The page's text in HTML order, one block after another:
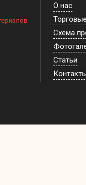
О нас
Схема
Статьи